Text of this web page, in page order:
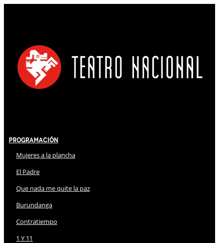
Programación
Mujeres a la plancha
El Padre
Que nada me quite la paz
Burundanga
Contratiempo
1 Y 11